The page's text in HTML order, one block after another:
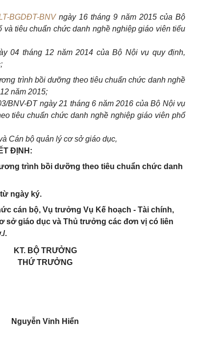
BGDĐT-BNVngày 16 tháng 9 năm 2015 của Bộ
tiêu chuẩn chức danh nghề nghiệp giáo viên tiểu
04 tháng 12 năm 2014 của Bộ Nội vụ quy định,
trình bồi dưỡng theo tiêu chuẩn chức danh nghề
năm 2015;
BNV-ĐT ngày 21 tháng 6 năm 2016 của Bộ Nội vụ
tiêu chuẩn chức danh nghề nghiệp giáo viên phổ
Cán bộ quản lý cơ sở giáo dục,
ĐỊNH:
trình bồi dưỡng theo tiêu chuẩn chức danh
ngày ký.
cán bộ, Vụ trưởng Vụ Kế hoạch - Tài chính,
sở giáo dục và Thủ trưởng các đơn vị có liên
.
KT. BỘ TRƯỞNG
THỨ TRƯỞNG
Nguyễn Vinh Hiển